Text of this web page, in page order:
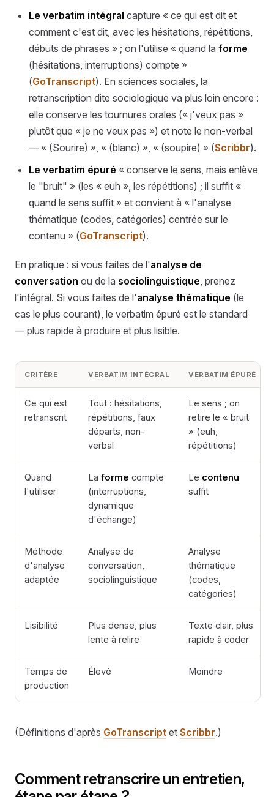
Le verbatim intégral capture « ce qui est ditet
comment c'est dit, avec les hésitations, répétitions,
débuts de phrases » ; on l'utilise « quand laforme
(hésitations, interruptions) compte »
(GoTranscript). En sciences sociales, la
retranscription dite sociologique va plus loin encore :
elle conserve les tournures orales (« j'veux pas »
plutôt que « je ne veux pas ») et note le non-verbal
— « (Sourire) », « (blanc) », « (soupire) » (Scribbr).
Le verbatim épuré « conserve le sens, mais enlève
le "bruit" » (les « euh », les répétitions) ; il suffit «
quand le sens suffit » et convient à « l'analyse
thématique (codes, catégories) centrée sur le
contenu » (GoTranscript).
En pratique : si vous faites de l'analyse de
conversation ou de la sociolinguistique , prenez
l'intégral. Si vous faites de l'analyse thématique (le
cas le plus courant), le verbatim épuré est le standard
— plus rapide à produire et plus lisible.
CRITÈRE VERBATIM INTÉGRAL VERBATIM ÉPURÉ
Ce qui est
retranscrit
Tout : hésitations,
répétitions, faux
départs, non-
verbal
Le sens ; on
retire le « bruit
» (euh,
répétitions)
Quand
l'utiliser
Laforme compte
(interruptions,
dynamique
d'échange)
Le contenu
suffit
Méthode
d'analyse
adaptée
Analyse de
conversation,
sociolinguistique
Analyse
thématique
(codes,
catégories)
Lisibilité
Plus dense, plus
lente à relire
Texte clair, plus
rapide à coder
Temps de
production
Élevé Moindre
(Définitions d'après GoTranscript et Scribbr.)
Comment retranscrire un entretien,